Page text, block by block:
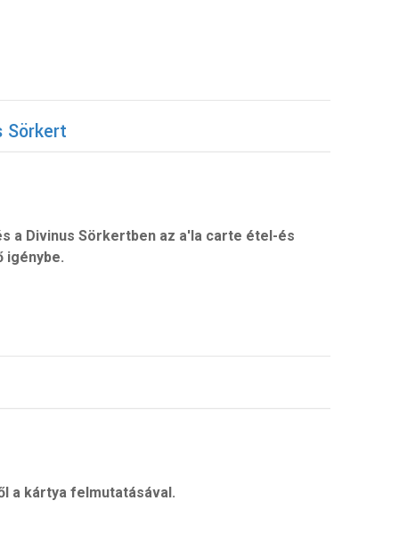
Sörkert
a Divinus Sörkertben az a'la carte étel-és
igénybe.
a kártya felmutatásával.